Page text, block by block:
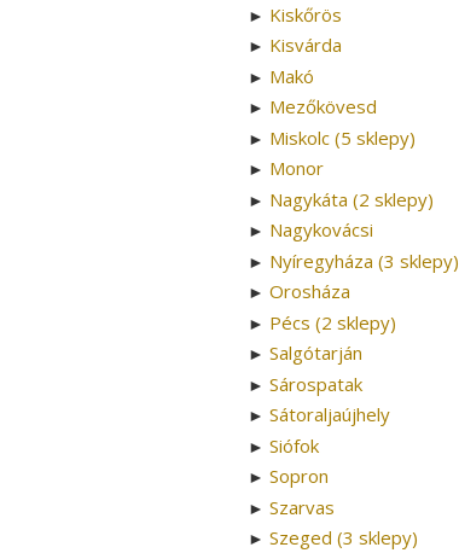
► Kiskőrös
► Kisvárda
► Makó
► Mezőkövesd
► Miskolc (5 sklepy)
► Monor
► Nagykáta (2 sklepy)
► Nagykovácsi
► Nyíregyháza (3 sklepy)
► Orosháza
► Pécs (2 sklepy)
► Salgótarján
► Sárospatak
► Sátoraljaújhely
► Siófok
► Sopron
► Szarvas
► Szeged (3 sklepy)